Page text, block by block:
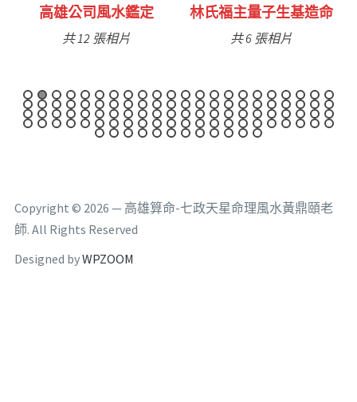
林氏福主量子生基造命
共 6 張相片
台南永康風水鑑定
共 9 張相片
Copyright © 2026 — 高雄算命-七政天星命理風水黃鼎頤老
師. All Rights Reserved
Designed byWPZOOM